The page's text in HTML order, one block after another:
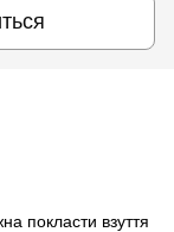
покласти взуття